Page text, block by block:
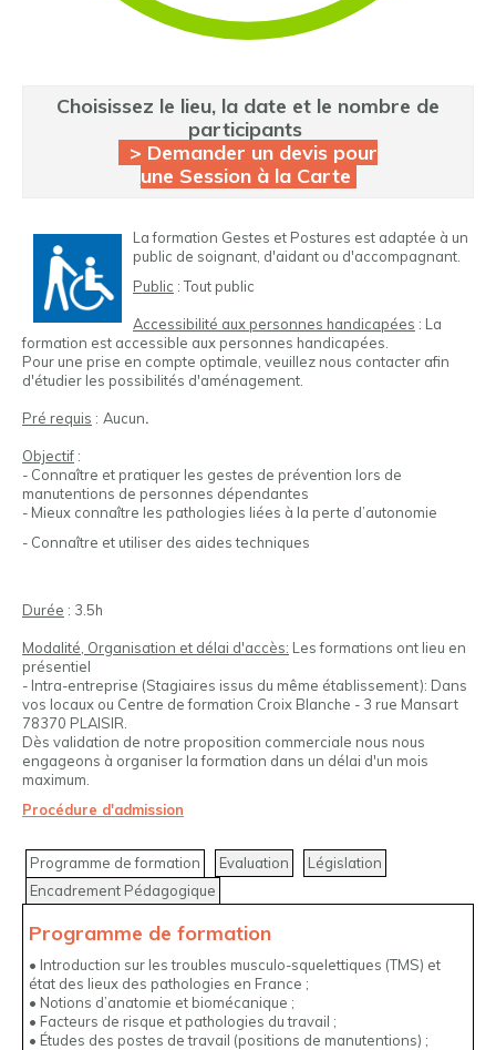
Choisissez le lieu, la date et le nombre de
participants
> Demander un devis pour
une Session à la Carte
La formation Gestes et Postures est adaptée à un
public de soignant, d'aidant ou d'accompagnant.
Public : Tout public
Accessibilité aux personnes handicapées : La
formation est accessible aux personnes handicapées.
Pour une prise en compte optimale, veuillez nous contacter afin
d'étudier les possibilités d'aménagement.
Pré requis : Aucun.
Objectif :
- Connaître et pratiquer les gestes de prévention lors de
manutentions de personnes dépendantes
- Mieux connaître les pathologies liées à la perte d’autonomie
- Connaître et utiliser des aides techniques
Durée : 3.5h
Modalité, Organisation et délai d'accès: Les formations ont lieu en
présentiel
- Intra-entreprise (Stagiaires issus du même établissement): Dans
vos locaux ou Centre de formation Croix Blanche - 3 rue Mansart
78370 PLAISIR.
Dès validation de notre proposition commerciale nous nous
engageons à organiser la formation dans un délai d'un mois
maximum.
Procédure d'admission
Programme de formation Evaluation
Législation
Encadrement Pédagogique
Programme de formation
• Introduction sur les troubles musculo-squelettiques (TMS) et
état des lieux des pathologies en France ;
• Notions d’anatomie et biomécanique ;
• Facteurs de risque et pathologies du travail ;
• Études des postes de travail (positions de manutentions) ;